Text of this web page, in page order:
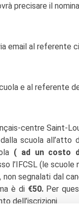
precisare il
email al referente
e al referente
centre Saint-
scuola all’atto
( ad un costo
l’IFCSL (le
segnalati dal
è di €50.Per
dell’iscrizioni.